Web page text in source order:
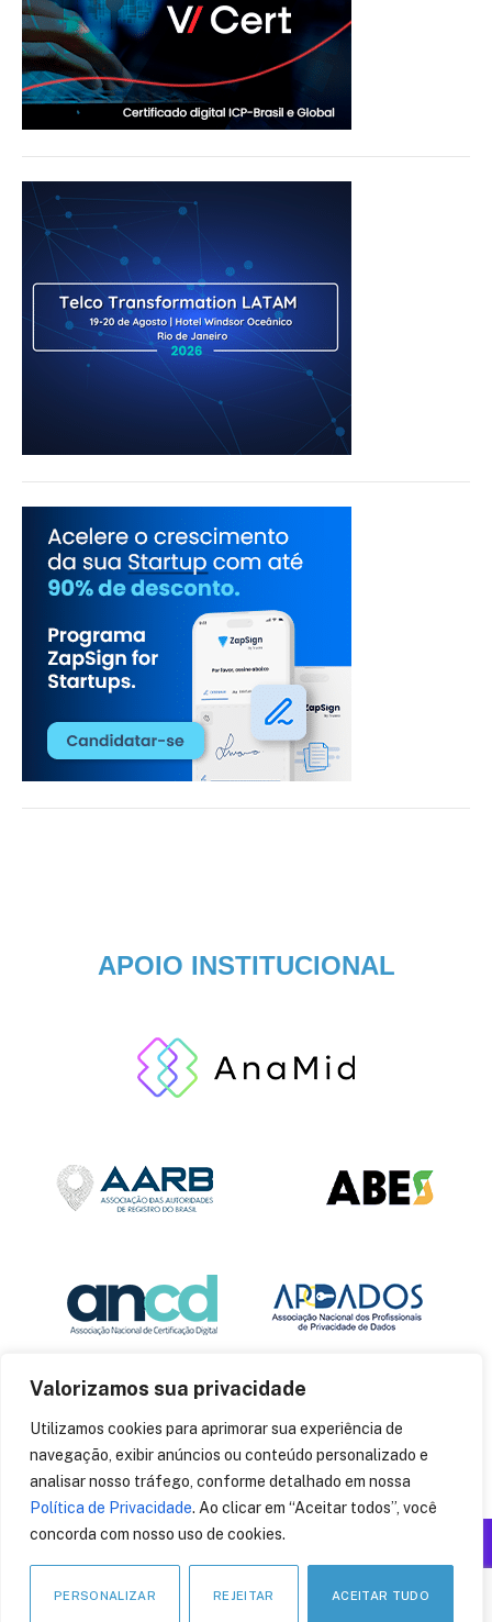
Valorizamos sua privacidade
Utilizamos cookies para aprimorar sua experiência de
navegação, exibir anúncios ou conteúdo personalizado e
analisar nosso tráfego, conforme detalhado em nossa
Política de Privacidade. Ao clicar em “Aceitar todos”, você
concorda com nosso uso de cookies.
PERSONALIZAR REJEITAR ACEITAR TUDO
APOIO INSTITUCIONAL
© 2014CryptoID. Todos os direitos reservados.